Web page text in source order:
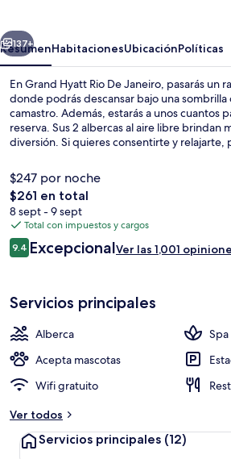
Janeiro
Siguiente
137+
ResumenHabitacionesUbicaciónPolíticas
En Grand Hyatt Rio De Janeiro, pasarás un
donde podrás descansar bajo una sombrilla
camastro. Además, estarás a unos cuantos
reserva. Sus 2 albercas al aire libre brindan
diversión. Si quieres consentirte y relajarte,
en el bar o lounge puedes tomar un buen
lujo destaca por su club infantil gratis, su bar
gimnasio. Otros visitantes hablan maravillas
características como el personal amable y la
$247 por noche
El
precio
total
es
de
$261 en total
8 sept - 9 sept
Total con impuestos y cargos
Opiniones
9.49.4 de 10,
ExcepcionalVer las 1,001
Servicios principales
Alberca
Spa
Acepta mascotas
Wifi gratuito
Ver todos
Servicios principales (12)